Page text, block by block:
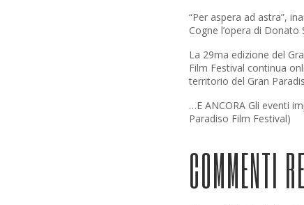
“Per aspera ad astra”,
Cogne l’opera di Donato
La 29ma edizione del
Film Festival continua
territorio del Gran
…E ANCORA Gli eventi
Paradiso Film Festival)
COMMENTI